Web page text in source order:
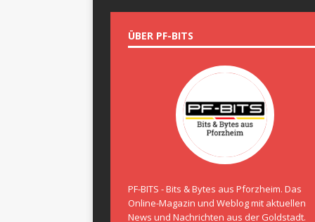
ÜBER PF-BITS
PF-BITS - Bits & Bytes aus Pforzheim. Das
Online-Magazin und Weblog mit aktuellen
News und Nachrichten aus der Goldstadt.